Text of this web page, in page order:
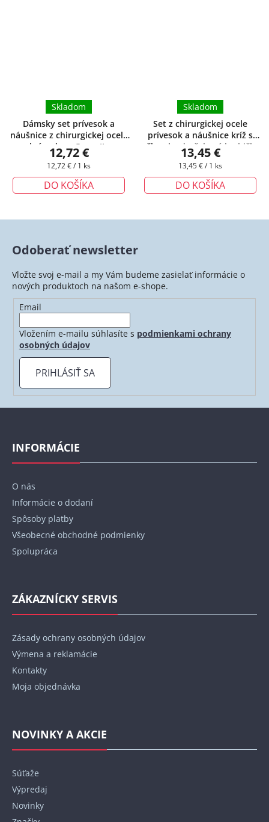
Dámsky set prívesok a
náušnice z chirurgickej ocele
plné srdce - Gwen II.
darčeková krabička zadarmo
Skladom
12,72 €
Jednotková
12,72 € / 1 ks
DO KOŠÍKA
Set z chirurgickej ocele
prívesok a náušnice kríž s
očkami
+ darčeková krabička
zadarmo
Skladom
13,45 €
Jednotková
13,45 € / 1 ks
DO KOŠÍKA
Odoberať newsletter
Vložte svoj e-mail a my Vám budeme zasielať informácie o
nových produktoch na našom e-shope.
Email
Vložením e-mailu súhlasíte s podmienkami ochrany
osobných údajov
PRIHLÁSIŤ SA
Z
INFORMÁCIE
O nás
Informácie o dodaní
Spôsoby platby
Všeobecné obchodné podmienky
Spolupráca
ZÁKAZNÍCKY SERVIS
Zásady ochrany osobných údajov
Výmena a reklamácie
Kontakty
Moja objednávka
NOVINKY A AKCIE
Súťaže
Výpredaj
Novinky